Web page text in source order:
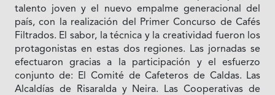
talento joven y el nuevo empalme generacional del
país, con la realización del Primer Concurso de Cafés
Filtrados. El sabor, la técnica y la creatividad fueron los
protagonistas en estas dos regiones. Las jornadas se
efectuaron gracias a la participación y el esfuerzo
conjunto de: El Comité de Cafeteros de Caldas. Las
Alcaldías de Risaralda y Neira. Las Cooperativas de